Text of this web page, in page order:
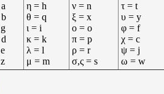
η = h
θ = q
ι = i
κ = k
λ = l
μ = m
ν = n
ξ = x
ο = o
π = p
ρ = r
σ,ς = s
τ = t
υ = y
φ = f
χ = c
ψ = j
ω = w